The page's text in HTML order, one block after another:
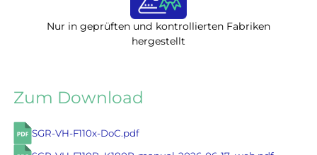
Nur in geprüften und kontrollierten Fabriken
hergestellt
Zum Download
SGR-VH-F110x-DoC.pdf